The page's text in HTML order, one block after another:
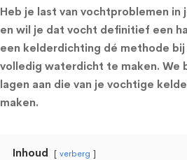
Heb je last van vochtproblemen in
en wil je dat vocht definitief een
een kelderdichting dé methode
volledig waterdicht te maken. We
lagen aan die van je vochtige
maken.
Inhoud verberg